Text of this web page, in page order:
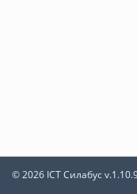
© 2026 ІСТ Силабус